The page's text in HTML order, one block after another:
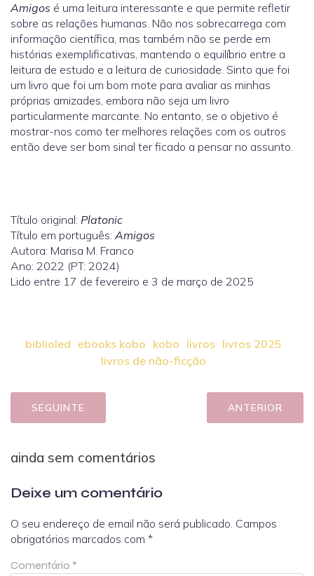
Amigos é uma leitura interessante e que permite refletir
sobre as relações humanas. Não nos sobrecarrega com
informação científica, mas também não se perde em
histórias exemplificativas, mantendo o equilíbrio entre a
leitura de estudo e a leitura de curiosidade. Sinto que foi
um livro que foi um bom mote para avaliar as minhas
próprias amizades, embora não seja um livro
particularmente marcante. No entanto, se o objetivo é
mostrar-nos como ter melhores relações com os outros
então deve ser bom sinal ter ficado a pensar no assunto.
Título original: Platonic
Título em português: Amigos
Autora: Marisa M. Franco
Ano: 2022 (PT: 2024)
Lido entre 17 de fevereiro e 3 de março de 2025
biblioled ebooks kobo kobo livros livros 2025
livros de não-ficção
SEGUINTE ANTERIOR
ainda sem comentários
Deixe um comentário
O seu endereço de email não será publicado. Campos
obrigatórios marcados com *
Comentário *